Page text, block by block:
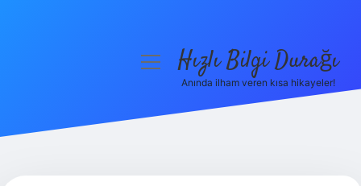
menüyüHızlı Bilgi Durağı
Anında ilham veren kısa hikayeler!